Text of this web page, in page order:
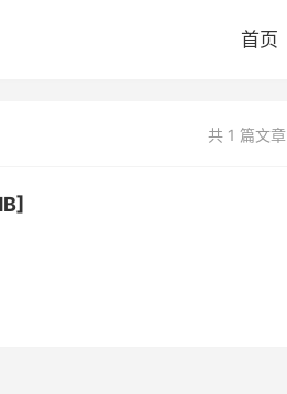
首页
共 1 篇文章